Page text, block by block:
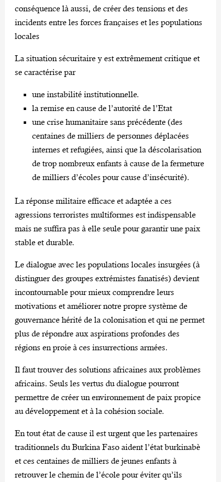
conséquence là aussi, de créer des tensions et des
incidents entre les forces françaises et les populations
locales
La situation sécuritaire y est extrêmement critique et
se caractérise par
une instabilité institutionnelle.
la remise en cause de l’autorité de l’Etat
une crise humanitaire sans précédente (des
centaines de milliers de personnes déplacées
internes et refugiées, ainsi que la déscolarisation
de trop nombreux enfants à cause de la fermeture
de milliers d’écoles pour cause d’insécurité).
La réponse militaire efficace et adaptée a ces
agressions terroristes multiformes est indispensable
mais ne suffira pas à elle seule pour garantir une paix
stable et durable.
Le dialogue avec les populations locales insurgées (à
distinguer des groupes extrémistes fanatisés) devient
incontournable pour mieux comprendre leurs
motivations et améliorer notre propre système de
gouvernance hérité de la colonisation et qui ne permet
plus de répondre aux aspirations profondes des
régions en proie à ces insurrections armées.
Il faut trouver des solutions africaines aux problèmes
africains. Seuls les vertus du dialogue pourront
permettre de créer un environnement de paix propice
au développement et à la cohésion sociale.
En tout état de cause il est urgent que les partenaires
traditionnels du Burkina Faso aident l’état burkinabè
et ces centaines de milliers de jeunes enfants à
retrouver le chemin de l’école pour éviter qu’ils